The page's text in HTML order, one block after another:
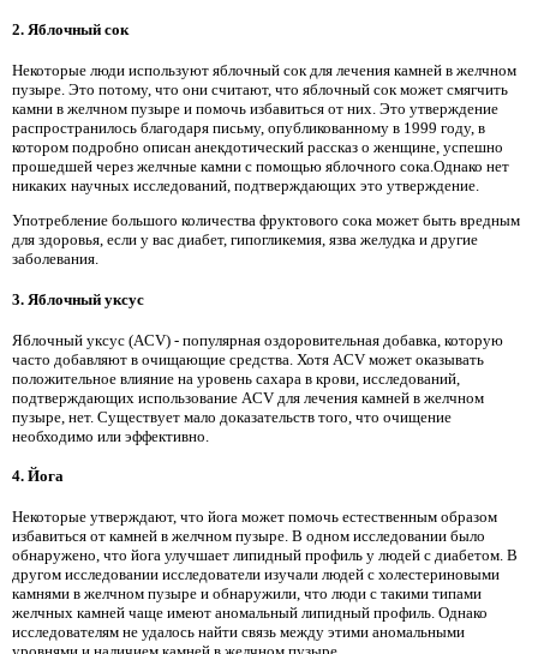
2. Яблочный сок
Некоторые люди используют яблочный сок для лечения камней в желчном
пузыре. Это потому, что они считают, что яблочный сок может смягчить
камни в желчном пузыре и помочь избавиться от них. Это утверждение
распространилось благодаря письму, опубликованному в 1999 году, в
котором подробно описан анекдотический рассказ о женщине, успешно
прошедшей через желчные камни с помощью яблочного сока.Однако нет
никаких научных исследований, подтверждающих это утверждение.
Употребление большого количества фруктового сока может быть вредным
для здоровья, если у вас диабет, гипогликемия, язва желудка и другие
заболевания.
3. Яблочный уксус
Яблочный уксус (ACV) - популярная оздоровительная добавка, которую
часто добавляют в очищающие средства. Хотя ACV может оказывать
положительное влияние на уровень сахара в крови, исследований,
подтверждающих использование ACV для лечения камней в желчном
пузыре, нет. Существует мало доказательств того, что очищение
необходимо или эффективно.
4. Йога
Некоторые утверждают, что йога может помочь естественным образом
избавиться от камней в желчном пузыре. В одном исследовании было
обнаружено, что йога улучшает липидный профиль у людей с диабетом. В
другом исследовании исследователи изучали людей с холестериновыми
камнями в желчном пузыре и обнаружили, что люди с такими типами
желчных камней чаще имеют аномальный липидный профиль. Однако
исследователям не удалось найти связь между этими аномальными